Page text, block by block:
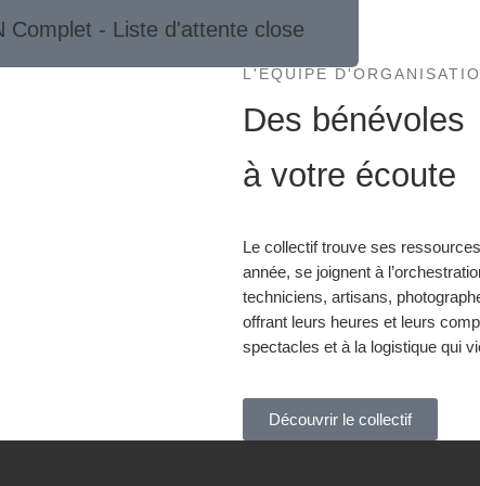
Complet - Liste d'attente close
L'ÉQUIPE
Des bénévoles
à votre écoute
Le collectif trouve ses
année, se joignent à
techniciens, artisans,
offrant leurs heures et leurs
spectacles et à la logistique qui
Découvrir le collectif